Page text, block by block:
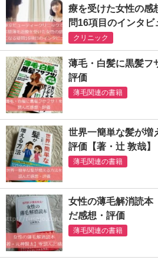
療を受けた女性の感
問16項目のインタビ
クリニック
薄毛・白髪に黒髪フ
評価
薄毛関連の書籍
世界一簡単な髪が増
評価【著・辻 敦哉】
薄毛関連の書籍
女性の薄毛解消読本
だ感想・評価
薄毛関連の書籍